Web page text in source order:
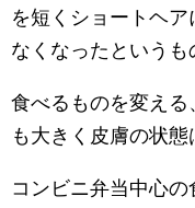
を短くショートヘ
なくなったというも
食べるものを変え
も大きく皮膚の状態
コンビニ弁当中心